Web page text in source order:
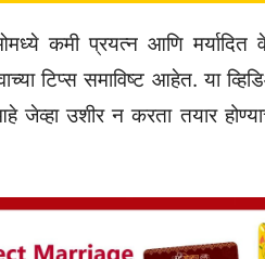
कमी प्रयत्न आणि मर्यादित
टिप्स समाविष्ट आहेत. या
जेव्हा उशीर न करता तयार